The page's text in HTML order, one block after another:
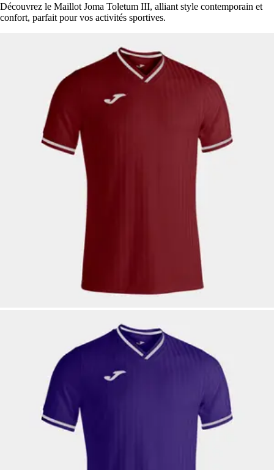
Découvrez le Maillot Joma Toletum III, alliant style contemporain et
confort, parfait pour vos activités sportives.